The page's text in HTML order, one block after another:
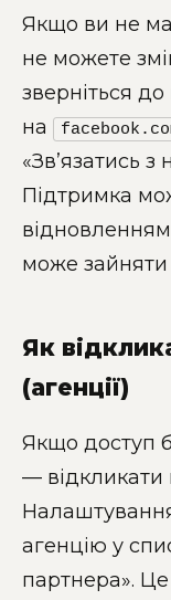
Якщо ви не
не можете
зверніться
на
«Зв’язатись
Підтримка
може зайняти
Як
(агенції)
Якщо доступ
— відкликати
агенцію у
партнера». Це